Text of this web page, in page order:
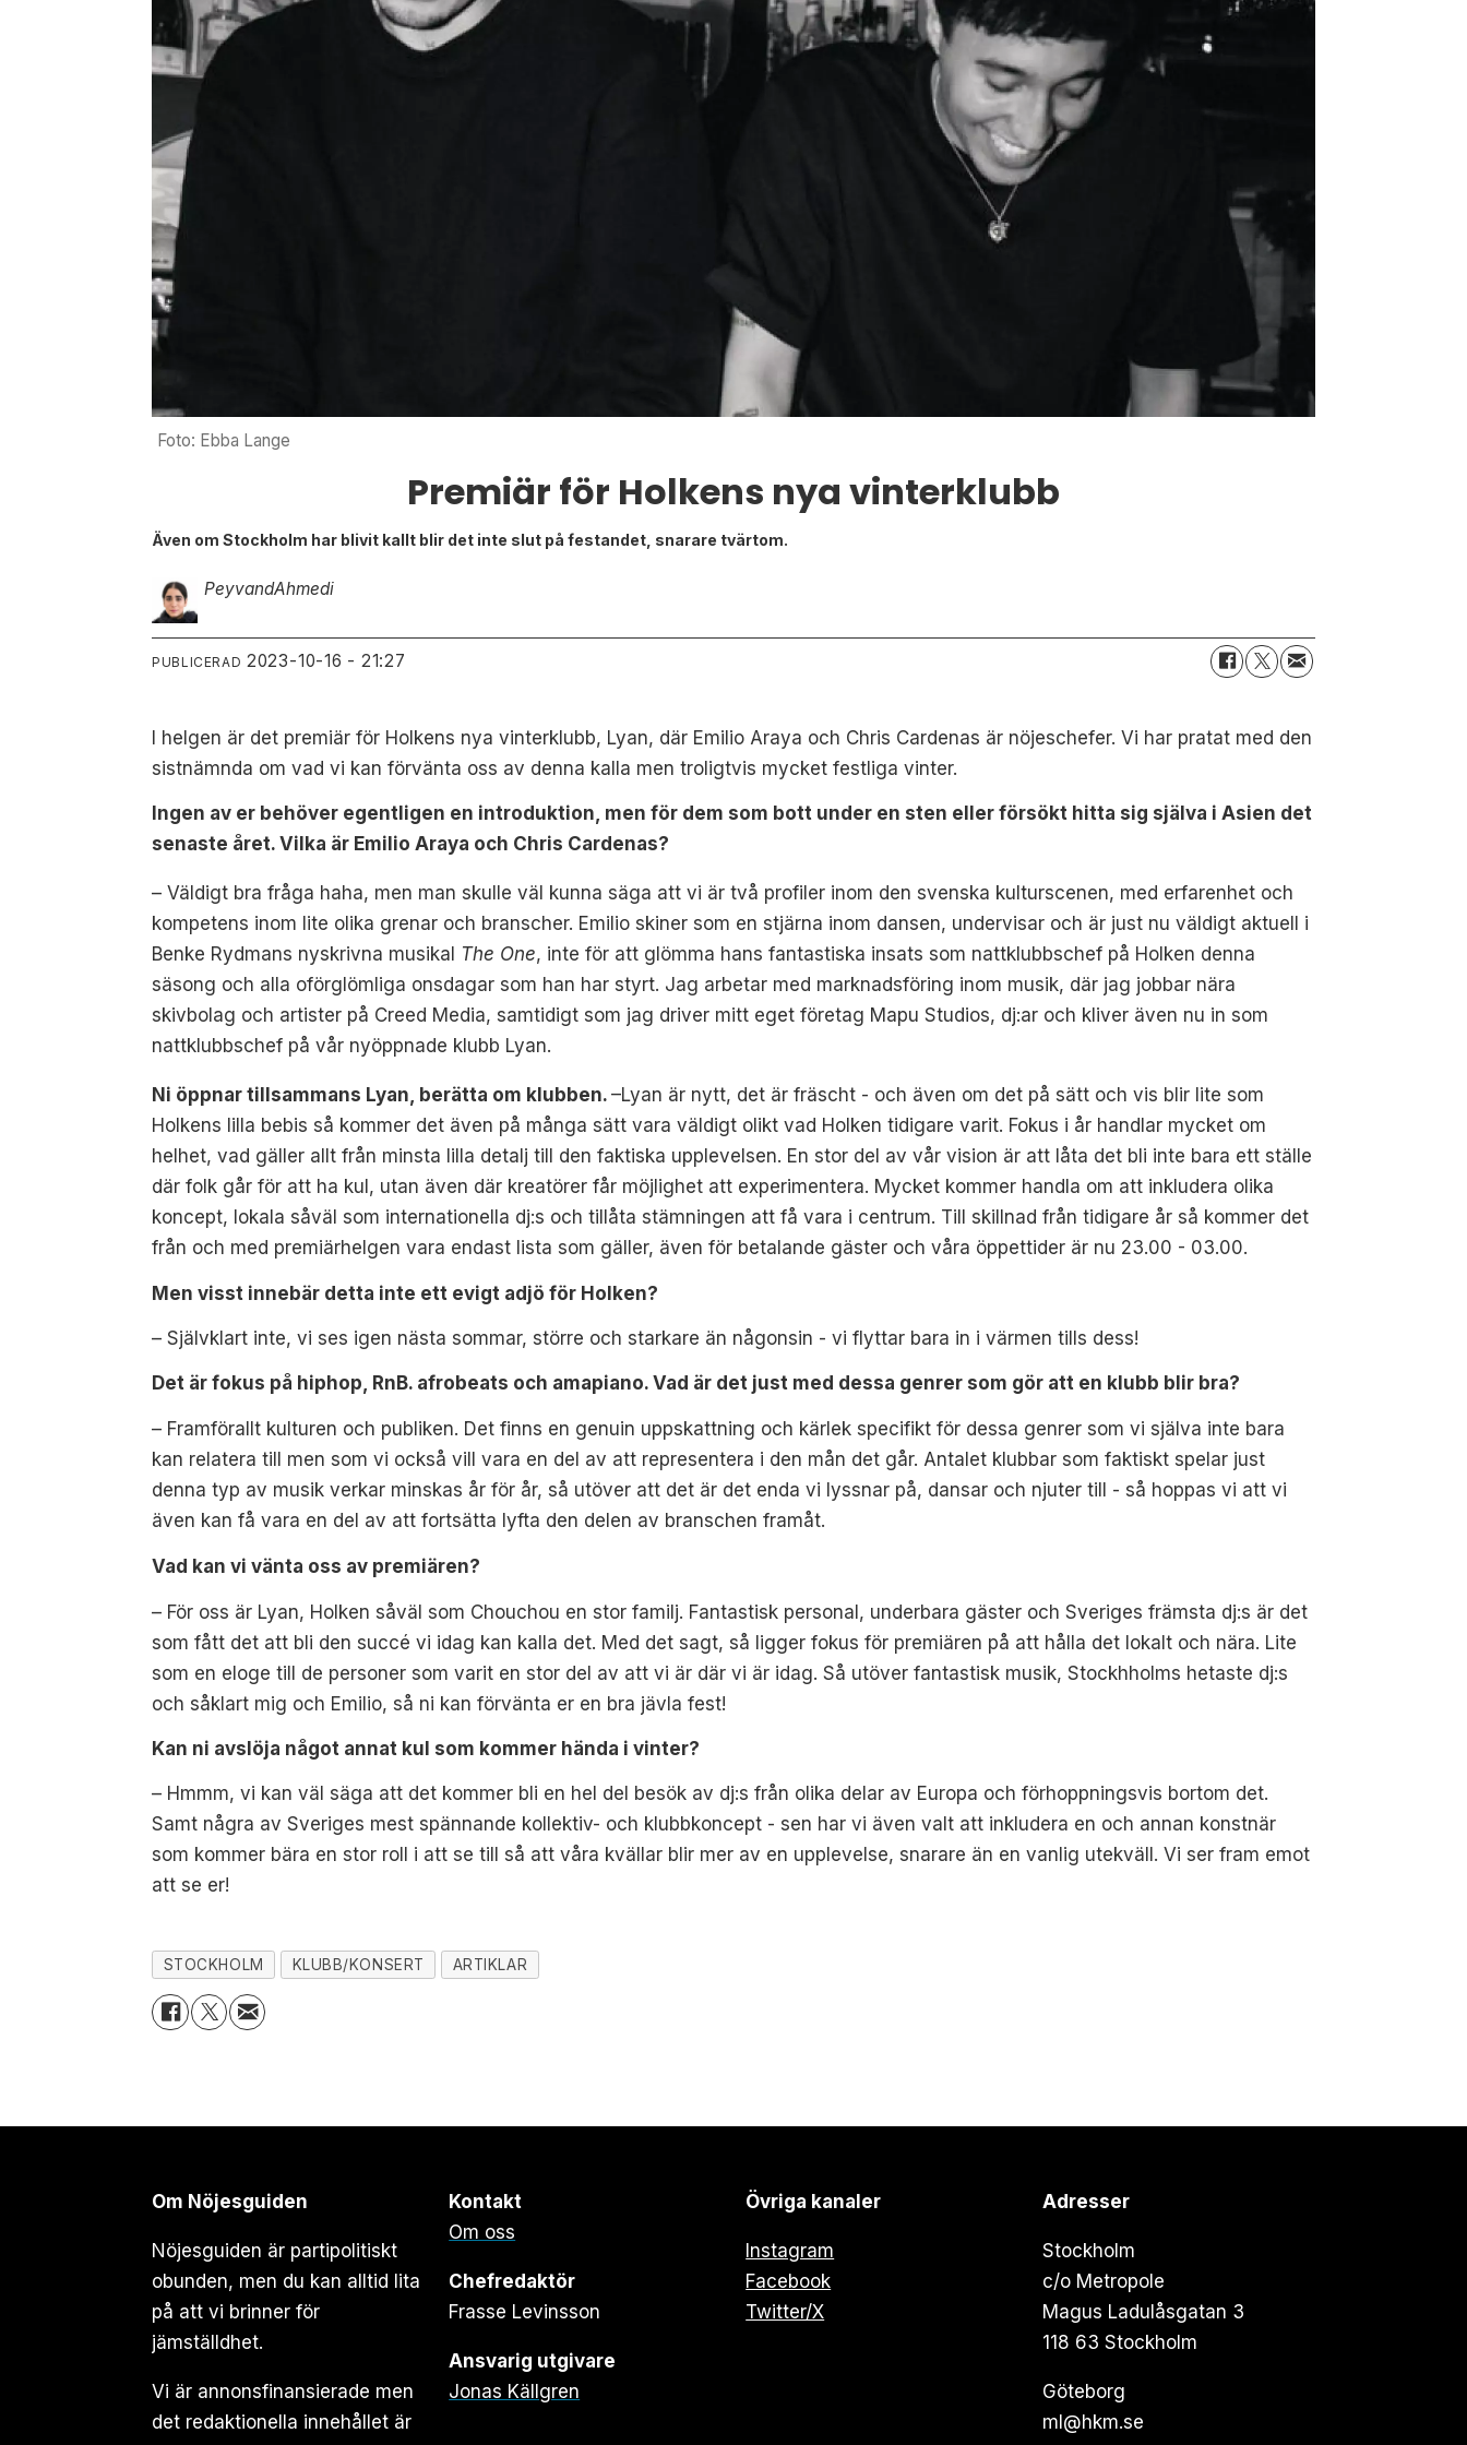
Foto: Ebba Lange
Premiär för Holkens nya vinterklubb
Även om Stockholm har blivit kallt blir det inte slut på festandet, snarare tvärtom.
PeyvandAhmedi
PUBLICERAD 2023-10-16 - 21:27
I helgen är det premiär för Holkens nya vinterklubb, Lyan, där Emilio Araya och Chris Cardenas är nöjeschefer. Vi har pratat med den
sistnämnda om vad vi kan förvänta oss av denna kalla men troligtvis mycket festliga vinter.
Ingen av er behöver egentligen en introduktion, men för dem som bott under en sten eller försökt hitta sig själva i Asien det
senaste året. Vilka är Emilio Araya och Chris Cardenas?
– Väldigt bra fråga haha, men man skulle väl kunna säga att vi är två profiler inom den svenska kulturscenen, med erfarenhet och
kompetens inom lite olika grenar och branscher. Emilio skiner som en stjärna inom dansen, undervisar och är just nu väldigt aktuell i
Benke Rydmans nyskrivna musikal The One, inte för att glömma hans fantastiska insats som nattklubbschef på Holken denna
säsong och alla oförglömliga onsdagar som han har styrt. Jag arbetar med marknadsföring inom musik, där jag jobbar nära
skivbolag och artister på Creed Media, samtidigt som jag driver mitt eget företag Mapu Studios, dj:ar och kliver även nu in som
nattklubbschef på vår nyöppnade klubb Lyan.
Ni öppnar tillsammans Lyan, berätta om klubben.–Lyan är nytt, det är fräscht - och även om det på sätt och vis blir lite som
Holkens lilla bebis så kommer det även på många sätt vara väldigt olikt vad Holken tidigare varit. Fokus i år handlar mycket om
helhet, vad gäller allt från minsta lilla detalj till den faktiska upplevelsen. En stor del av vår vision är att låta det bli inte bara ett ställe
där folk går för att ha kul, utan även där kreatörer får möjlighet att experimentera. Mycket kommer handla om att inkludera olika
koncept, lokala såväl som internationella dj:s och tillåta stämningen att få vara i centrum. Till skillnad från tidigare år så kommer det
från och med premiärhelgen vara endast lista som gäller, även för betalande gäster och våra öppettider är nu 23.00 - 03.00.
Men visst innebär detta inte ett evigt adjö för Holken?
– Självklart inte, vi ses igen nästa sommar, större och starkare än någonsin - vi flyttar bara in i värmen tills dess!
Det är fokus på hiphop, RnB. afrobeats och amapiano. Vad är det just med dessa genrer som gör att en klubb blir bra?
– Framförallt kulturen och publiken. Det finns en genuin uppskattning och kärlek specifikt för dessa genrer som vi själva inte bara
kan relatera till men som vi också vill vara en del av att representera i den mån det går. Antalet klubbar som faktiskt spelar just
denna typ av musik verkar minskas år för år, så utöver att det är det enda vi lyssnar på, dansar och njuter till - så hoppas vi att vi
även kan få vara en del av att fortsätta lyfta den delen av branschen framåt.
Vad kan vi vänta oss av premiären?
– För oss är Lyan, Holken såväl som Chouchou en stor familj. Fantastisk personal, underbara gäster och Sveriges främsta dj:s är det
som fått det att bli den succé vi idag kan kalla det. Med det sagt, så ligger fokus för premiären på att hålla det lokalt och nära. Lite
som en eloge till de personer som varit en stor del av att vi är där vi är idag. Så utöver fantastisk musik, Stockhholms hetaste dj:s
och såklart mig och Emilio, så ni kan förvänta er en bra jävla fest!
Kan ni avslöja något annat kul som kommer hända i vinter?
– Hmmm, vi kan väl säga att det kommer bli en hel del besök av dj:s från olika delar av Europa och förhoppningsvis bortom det.
Samt några av Sveriges mest spännande kollektiv- och klubbkoncept - sen har vi även valt att inkludera en och annan konstnär
som kommer bära en stor roll i att se till så att våra kvällar blir mer av en upplevelse, snarare än en vanlig utekväll. Vi ser fram emot
att se er!
STOCKHOLM KLUBB/KONSERT ARTIKLAR
Om Nöjesguiden
Nöjesguiden är partipolitiskt
obunden, men du kan alltid lita
på att vi brinner för
jämställdhet.
Vi är annonsfinansierade men
det redaktionella innehållet är
Kontakt
Om oss
Chefredaktör
Frasse Levinsson
Ansvarig utgivare
Jonas Källgren
Övriga kanaler
Instagram
Facebook
Twitter/X
Adresser
Stockholm
c/o Metropole
Magus Ladulåsgatan 3
118 63 Stockholm
Göteborg
ml@hkm.se